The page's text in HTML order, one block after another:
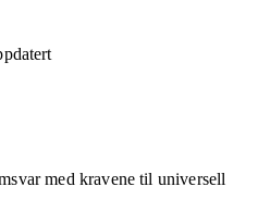
med kravene til universell